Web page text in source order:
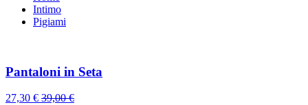
Intimo
Pigiami
Pantaloni in Seta
27,30 € 39,00€